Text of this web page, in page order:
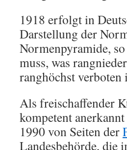
1918 erfolgt in
Darstellung der
Normenpyramide,
muss, was
ranghöchst verboten
Als freischaffender
kompetent
1990 von Seiten der
Landesbehörde, die